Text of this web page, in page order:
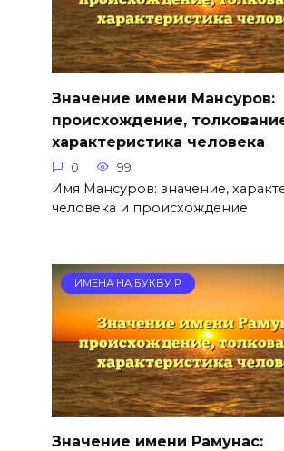
Значение имени Мансуров:
происхождение,
характеристика человека
0 99
Имя Мансуров: значение,
человека и происхождение
ИМЕНА НА БУКВУ Р
Значение имени Рамунас: